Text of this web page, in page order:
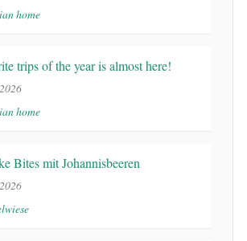
home
trips of the year is almost here!
home
Bites mit Johannisbeeren